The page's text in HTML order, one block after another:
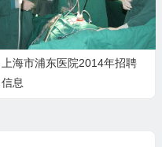
上海市浦东医院2014年招聘
信息